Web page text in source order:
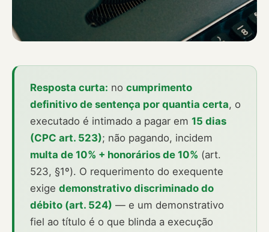
Resposta curta: no cumprimento
definitivo de sentença por quantia certa, o
executado é intimado a pagar em 15 dias
(CPC art. 523); não pagando, incidem
multa de 10% + honorários de 10% (art.
523, §1º). O requerimento do exequente
exige demonstrativo discriminado do
débito (art. 524) — e um demonstrativo
fiel ao título é o que blinda a execução